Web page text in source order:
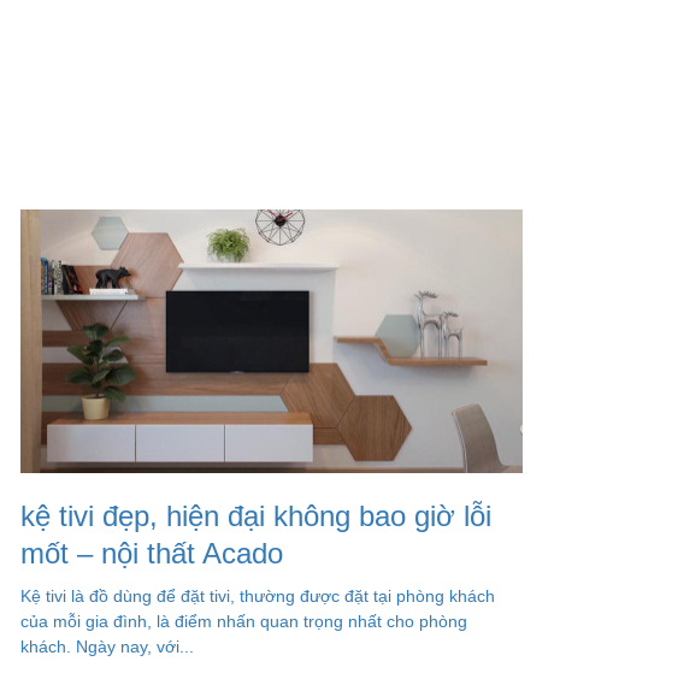
kệ tivi đẹp, hiện đại không bao giờ lỗi
mốt – nội thất Acado
Kệ tivi là đồ dùng để đặt tivi, thường được đặt tại phòng khách
của mỗi gia đình, là điểm nhấn quan trọng nhất cho phòng
khách. Ngày nay, với...